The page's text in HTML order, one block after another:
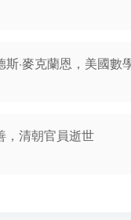
斯·麥克蘭恩，美國數
，清朝官員逝世